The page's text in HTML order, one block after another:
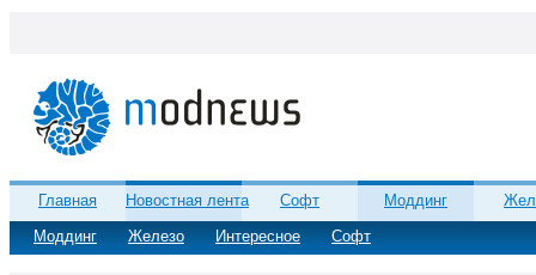
Главная
Новостная лента
Моддинг
Железо Интересное Софт
Софт Моддинг